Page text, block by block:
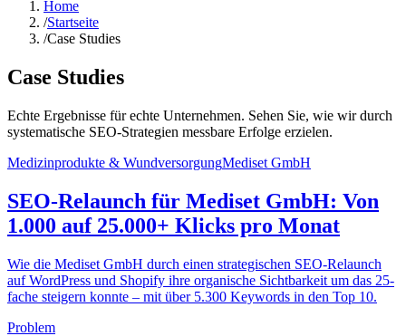
Home
/Startseite
/Case Studies
Case Studies
Echte Ergebnisse für echte Unternehmen. Sehen Sie, wie wir durch
systematische SEO-Strategien messbare Erfolge erzielen.
Medizinprodukte & WundversorgungMediset GmbH
SEO-Relaunch für Mediset GmbH: Von
1.000 auf 25.000+ Klicks pro Monat
Wie die Mediset GmbH durch einen strategischen SEO-Relaunch
auf WordPress und Shopify ihre organische Sichtbarkeit um das 25-
fache steigern konnte – mit über 5.300 Keywords in den Top 10.
Problem